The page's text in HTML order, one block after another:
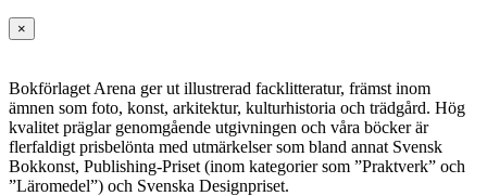
Stäng
snabbvy
×
Bokförlaget Arena ger ut illustrerad facklitteratur, främst inom
ämnen som foto, konst, arkitektur, kulturhistoria och trädgård. Hög
kvalitet präglar genomgående utgivningen och våra böcker är
flerfaldigt prisbelönta med utmärkelser som bland annat Svensk
Bokkonst, Publishing-Priset (inom kategorier som ”Praktverk” och
”Läromedel”) och Svenska Designpriset.